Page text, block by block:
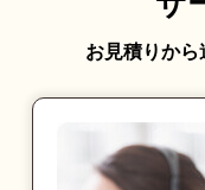
お見積りか